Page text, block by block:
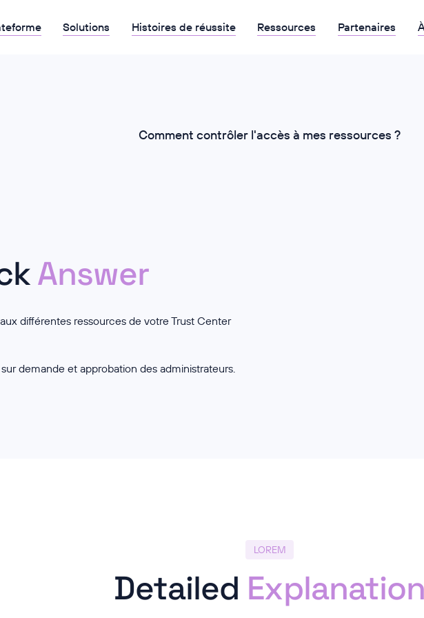
Solutions Histoires de réussite Ressources Partenaires
Comment contrôler l'accès à mes ressources ?
Answer
différentes ressources de votre Trust Center
demande et approbation des administrateurs.
LOREM
Detailed